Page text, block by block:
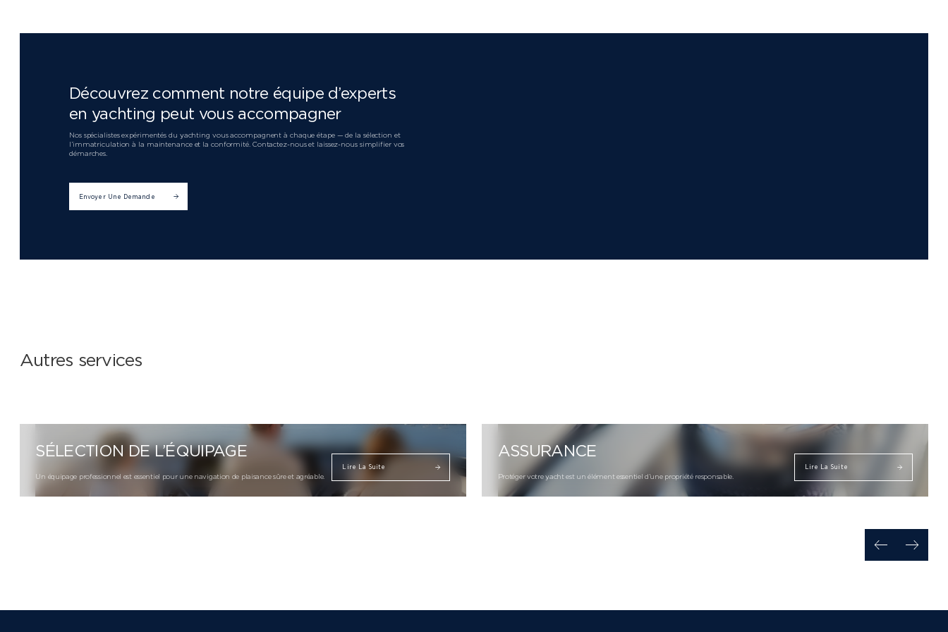
Découvrez comment notre équipe d’experts
en yachting peut vous accompagner
Nos spécialistes expérimentés du yachting vous accompagnent à chaque étape — de la sélection et
l’immatriculation à la maintenance et la conformité. Contactez-nous et laissez-nous simplifier vos
démarches.
Envoyer Une Demande
Autres services
SÉLECTION DE L’ÉQUIPAGE
Un équipage professionnel est essentiel pour une navigation de plaisance sûre et agréable.
Lire La Suite
ASSURANCE
Protéger votre yacht est un élément essentiel d’une propriété responsable.
Lire La Suite